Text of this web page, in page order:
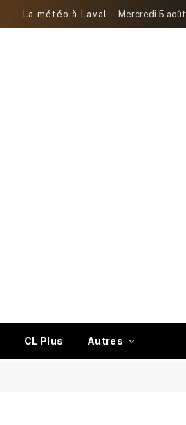
La météo à Laval Mercredi 5 août
CL Plus Autres